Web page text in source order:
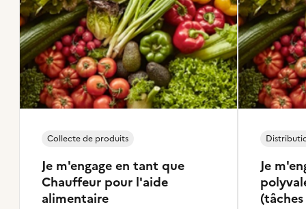
Je m'engage en tant que
Chauffeur pour l'aide
alimentaire
Collecte de produits
Je